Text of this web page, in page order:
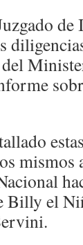
mismos
Billy el